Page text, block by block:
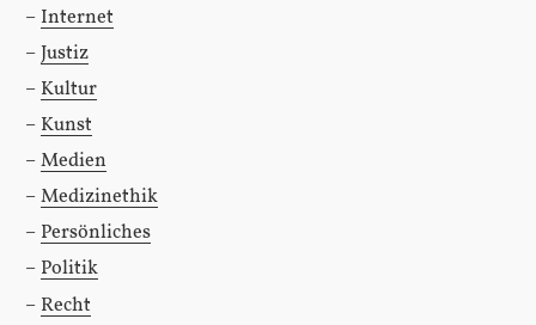
Internet
Justiz
Kultur
Kunst
Medien
Medizinethik
Persönliches
Politik
Recht